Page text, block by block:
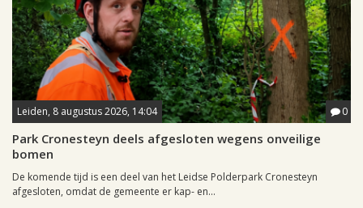
Leiden, 8 augustus 2026, 14:04 0
Park Cronesteyn deels afgesloten wegens onveilige
bomen
De komende tijd is een deel van het Leidse Polderpark Cronesteyn
afgesloten, omdat de gemeente er kap- en...